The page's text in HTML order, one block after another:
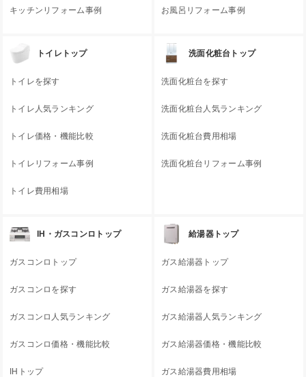
キッチンリフォーム事例 お風呂リフォーム事例
トイレトップ
トイレを探す
トイレ人気ランキング
トイレ価格・機能比較
トイレリフォーム事例
トイレ費用相場
洗面化粧台トップ
洗面化粧台を探す
洗面化粧台人気ランキング
洗面化粧台費用相場
洗面化粧台リフォーム事例
IH・ガスコンロトップ
ガスコンロトップ
ガスコンロを探す
ガスコンロ人気ランキング
ガスコンロ価格・機能比較
IHトップ
給湯器トップ
ガス給湯器トップ
ガス給湯器を探す
ガス給湯器人気ランキング
ガス給湯器価格・機能比較
ガス給湯器費用相場